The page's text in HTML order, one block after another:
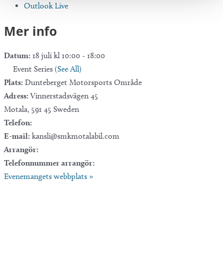
Outlook Live
Mer info
Datum: 18 juli kl 10:00 - 18:00
Event Series (See All)
Plats: Dunteberget Motorsports Område
Adress: Vinnerstadsvägen 45
Motala, 591 45 Sweden
Telefon:
E-mail: kansli@smkmotalabil.com
Arrangör:
Telefonnummer arrangör:
Evenemangets webbplats »